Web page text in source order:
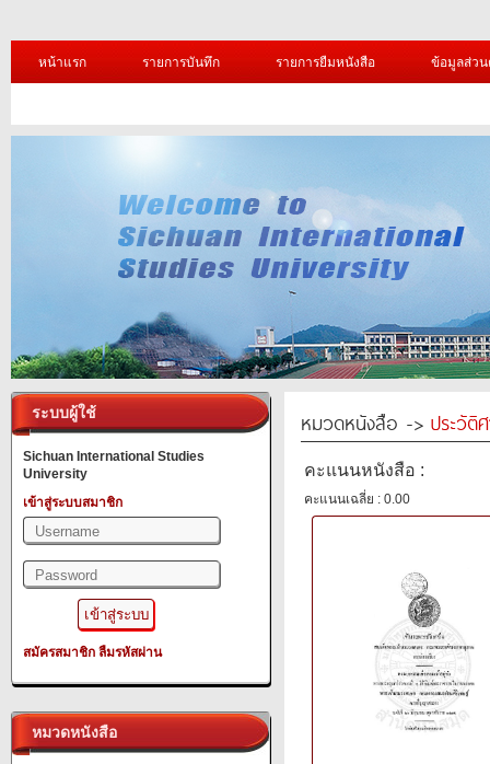
หน้าแรก รายการบันทึก รายการยืมหนังสือ ข้อมูลส่ว
ระบบผู้ใช้
Sichuan International Studies
University
เข้าสู่ระบบสมาชิก
สมัครสมาชิก ลืมรหัสผ่าน
หมวดหนังสือ
หมวดหนังสือ -> ประวัติ
คะแนนหนังสือ :
คะแนนเฉลี่ย : 0.00